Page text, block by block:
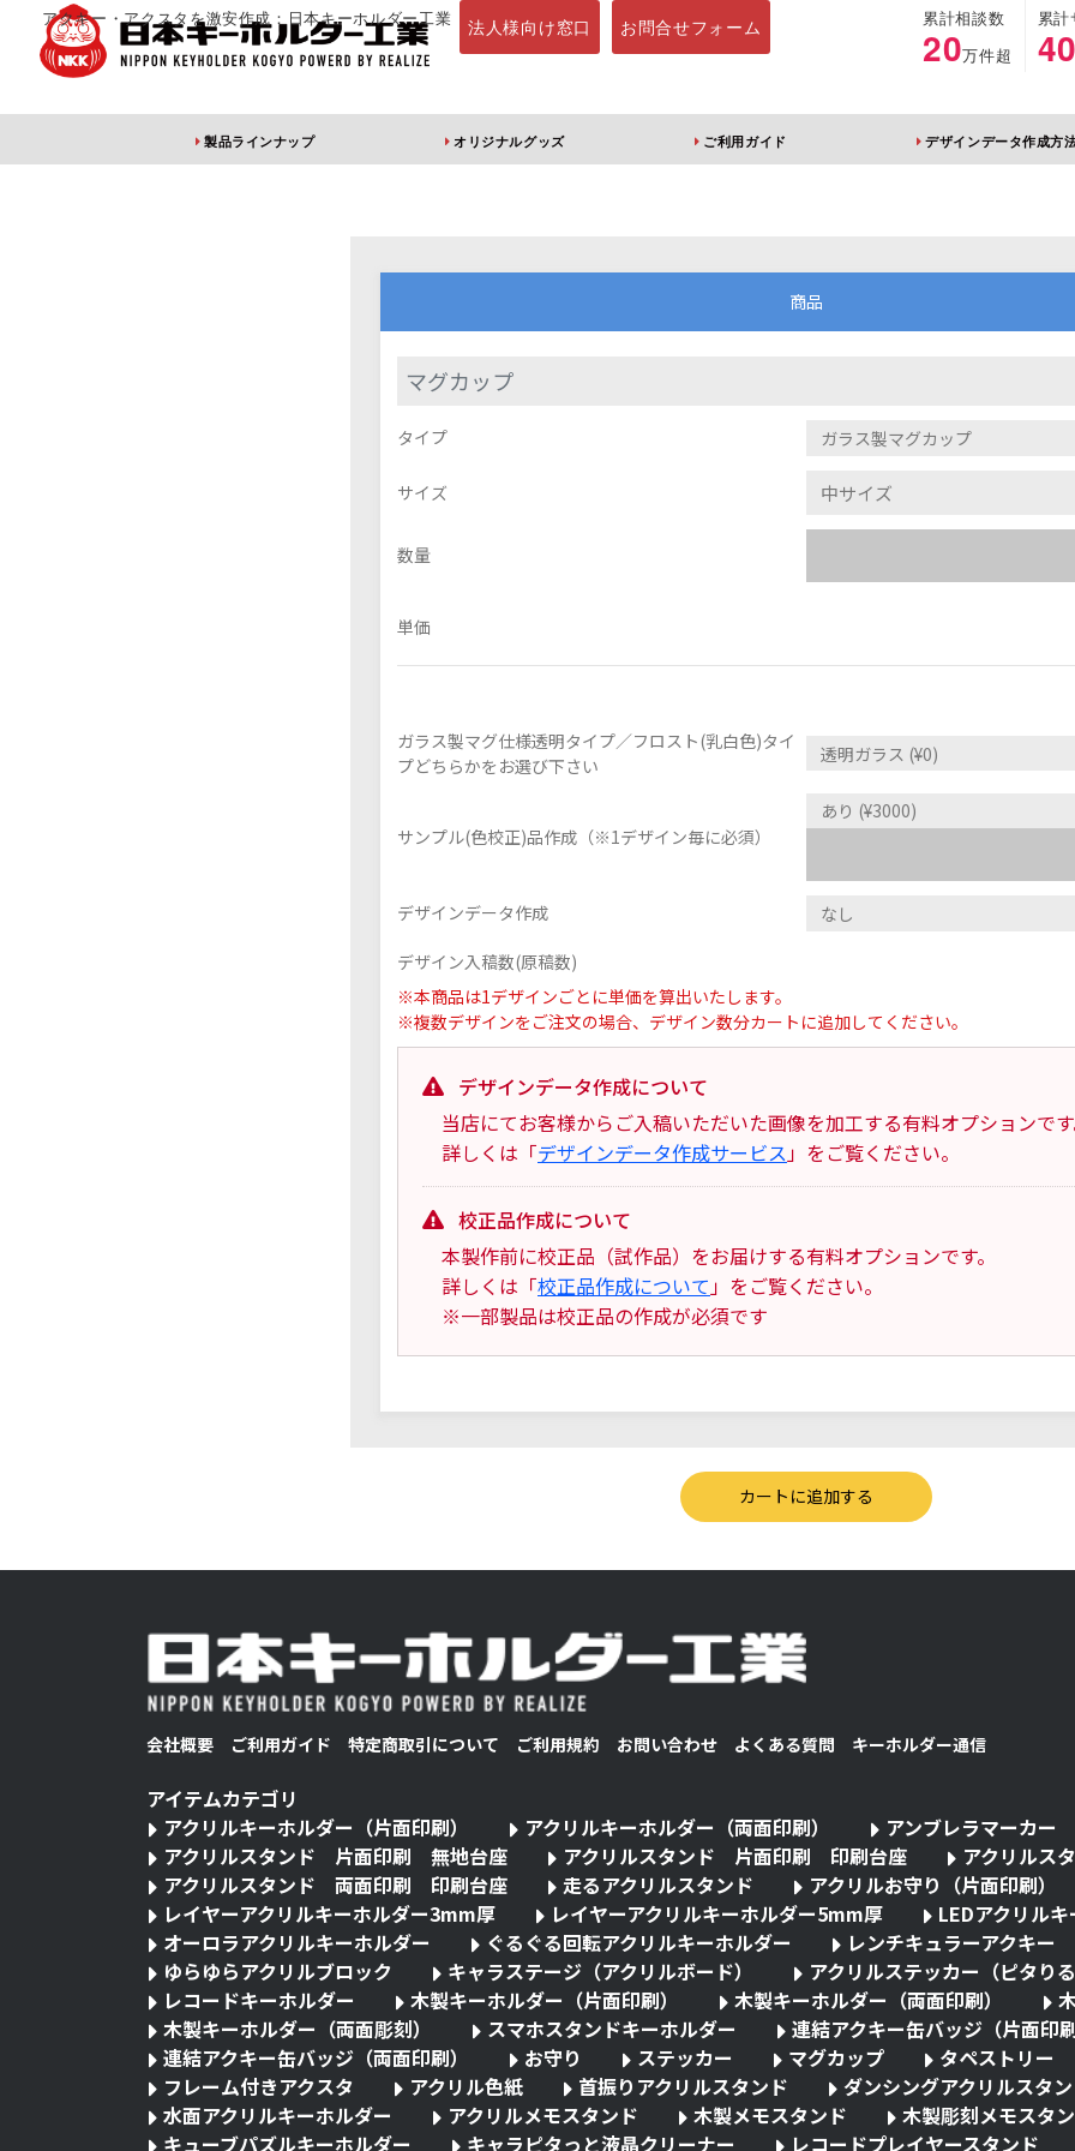
アクキー・アクスタを激安作成：日本キーホルダー工業 法人様向け窓口 お問合せフォーム 累計相談数
20万件超
累
製品ラインナップ オリジナルグッズ ご利用ガイド デザインデータ作成方
アクリルキーホルダー
アクリルスタンド 片
面印刷 無地台座
ふりふりキーホ
商品
マグカップ
タイプ
サイズ
数量
単価
ガラス製マグ仕様透明タイプ／フロスト(乳白色)タイ
プどちらかをお選び下さい
サンプル(色校正)品作成（※1デザイン毎に必須）
デザインデータ作成
デザイン入稿数(原稿数)
※本商品は1デザインごとに単価を算出いたします。
※複数デザインをご注文の場合、デザイン数分カートに追加してください。
デザインデータ作成について
当店にてお客様からご入稿いただいた画像を加工する有料オプションで
詳しくは「デザインデータ作成サービス 」をご覧ください。
校正品作成について
本製作前に校正品（試作品）をお届けする有料オプションです。
詳しくは「校正品作成について 」をご覧ください。
※一部製品は校正品の作成が必須です
会社概要 ご利用ガイド 特定商取引について ご利用規約 お問い合わせ よくある質問 キーホルダー通信
アイテムカテゴリ
アクリルキーホルダー（片面印刷）
アクリルキーホルダー（両面印刷）
アンブレラマーカー
アクリルスタンド 片面印刷 無地台座
アクリルスタンド 片面印刷 印刷台座
アクリル
アクリルスタンド 両面印刷 印刷台座
走るアクリルスタンド
アクリルお守り（片面印刷）
レイヤーアクリルキーホルダー3mm厚
レイヤーアクリルキーホルダー5mm厚
LEDアクリル
オーロラアクリルキーホルダー
ぐるぐる回転アクリルキーホルダー
レンチキュラーアクキー
ゆらゆらアクリルブロック
キャラステージ（アクリルボード）
アクリルステッカー（ピタり
レコードキーホルダー
木製キーホルダー（片面印刷） 木製キーホルダー（両面印刷）
木製キーホルダー（両面彫刻）
スマホスタンドキーホルダー
連結アクキー缶バッジ（片面印
連結アクキー缶バッジ（両面印刷）
お守り ステッカー マグカップ
タペストリー
フレーム付きアクスタ
アクリル色紙 首振りアクリルスタンド
ダンシングアクリルスタ
水面アクリルキーホルダー
アクリルメモスタンド 木製メモスタンド
木製彫刻メモスタ
キューブパズルキーホルダー
キャラピタっと液晶クリーナー レコードプレイヤースタンド